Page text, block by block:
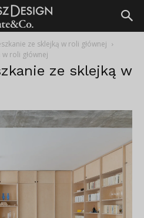
ze sklejką w roli głównej
roli głównej
ze sklejką w